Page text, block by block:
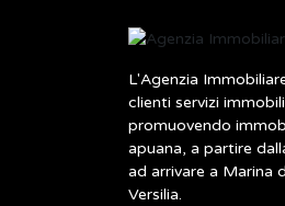
L'Agenzia
clienti servizi
promuovendo
apuana, a partire
ad arrivare a Marina
Versilia.